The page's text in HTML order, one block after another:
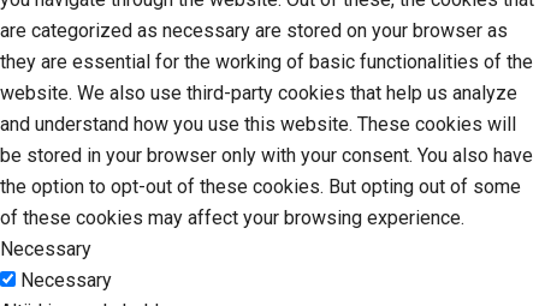
are categorized as necessary are stored on your browser as
they are essential for the working of basic functionalities of the
website. We also use third-party cookies that help us analyze
and understand how you use this website. These cookies will
be stored in your browser only with your consent. You also have
the option to opt-out of these cookies. But opting out of some
of these cookies may affect your browsing experience.
Necessary
Necessary